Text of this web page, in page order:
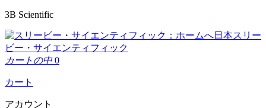
3B Scientific
日本スリー
ビー・サイエンティフィック
カートの中 0
カート
アカウント